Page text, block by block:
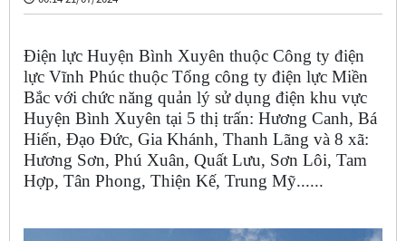
Điện lực Huyện Bình Xuyên thuộc Công ty điện
lực Vĩnh Phúc thuộc Tổng công ty điện lực Miền
Bắc với chức năng quản lý sử dụng điện khu vực
Huyện Bình Xuyên tại 5 thị trấn: Hương Canh, Bá
Hiến, Đạo Đức, Gia Khánh, Thanh Lãng và 8 xã:
Hương Sơn, Phú Xuân, Quất Lưu, Sơn Lôi, Tam
Hợp, Tân Phong, Thiện Kế, Trung Mỹ......